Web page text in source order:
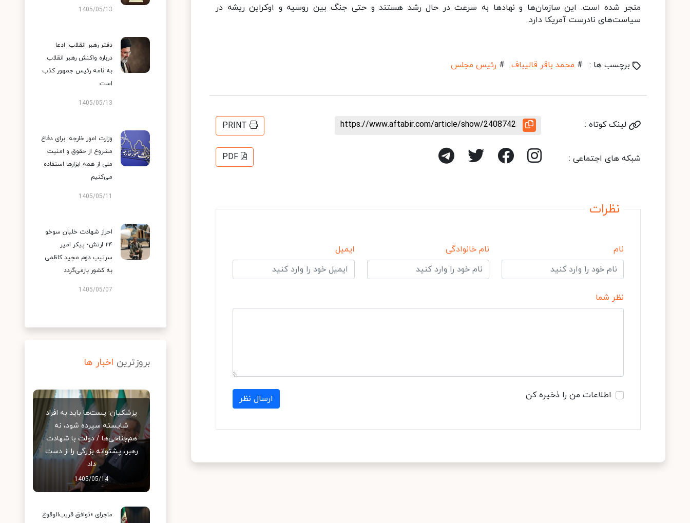
منجر شده است. این سازمان‌ها و نهادها به سرعت در حال رشد هستند و حتی جنگ بین روسیه و اوکراین ریشه در
سیاست‌های نادرست آمریکا دارد.
برچسب ها : # محمد باقر قالیباف # رئیس مجلس
لینک کوتاه : https://www.aftabir.com/article/show/2408742
PRINT
شبکه های اجتماعی : PDF
نظرات
نام نام خانوادگی ایمیل
نظر شما
اطلاعات من را ذخیره کن ارسال نظر
1405/05/13
دفتر رهبر انقلاب: ادعا
درباره واکنش رهبر انقلاب
به نامه رئیس جمهور کذب
است
1405/05/13
وزارت امور خارجه: برای دفاع
مشروع از حقوق و امنیت
ملی از همه ابزارها استفاده
می‌کنیم
1405/05/11
احراز شهادت خلبان سوخو
۲۴ ارتش؛ پیکر امیر
سرتیپ دوم مجید کاظمی
به کشور بازمی‌گردد
1405/05/07
بروزترین اخبار ها
پزشکیان: پست‌ها باید به افراد
شایسته سپرده شود، نه
هم‌جناحی‌ها / دولت با شهادت
رهبر، پشتوانه بزرگی را از دست
داد
1405/05/14
ماجرای «توافق قریب‌الوقوع